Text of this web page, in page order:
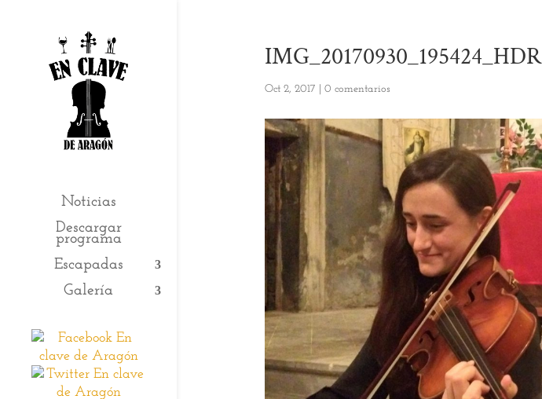
Noticias
Descargar
programa
Escapadas
Galería
IMG_20170930_195424_HDR
Oct 2, 2017 0 comentarios